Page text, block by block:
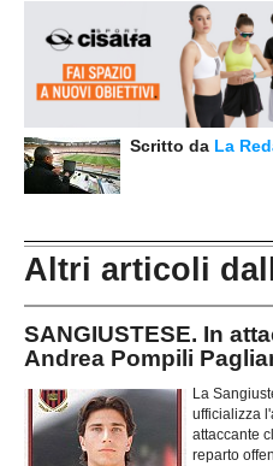
Scritto da La
Altri articoli
SANGIUSTESE. In
Andrea Pompili
La
ufficializza
attaccante
reparto